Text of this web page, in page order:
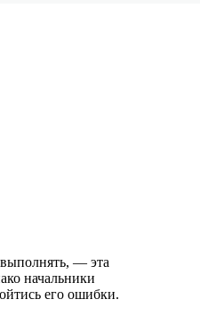
— эта
начальники
его ошибки.